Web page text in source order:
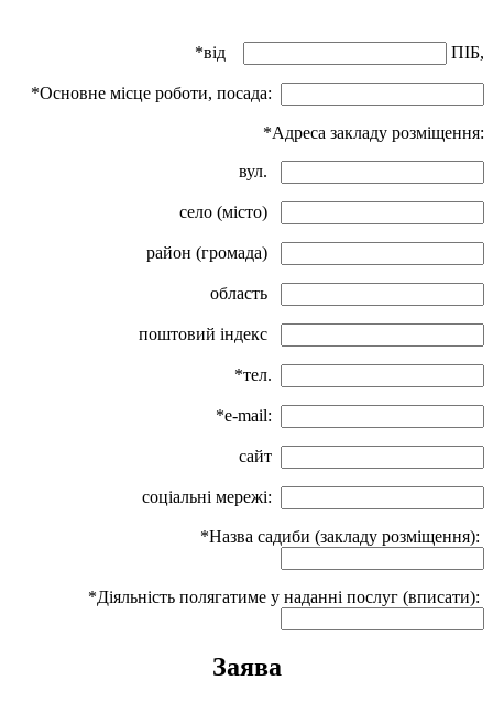
*від ПІБ,
*Основне місце роботи, посада:
*Адреса закладу розміщення:
вул.
село (місто)
район (громада)
область
поштовий індекс
*тел.
*e-mail:
сайт
соціальні мережі:
*Назва садиби (закладу розміщення):
*Діяльність полягатиме у наданні послуг (вписати):
Заява